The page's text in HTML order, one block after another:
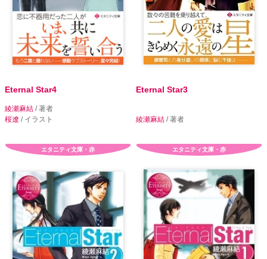
Eternal Star4
綾瀬麻結 / 著者
桜遼 / イラスト
Eternal Star3
綾瀬麻結 / 著者
エタニティ文庫・赤 エタニティ文庫・赤